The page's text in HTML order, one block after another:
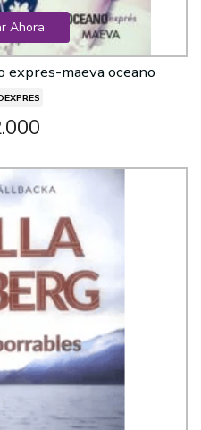
Ahora
expres-maeva oceano